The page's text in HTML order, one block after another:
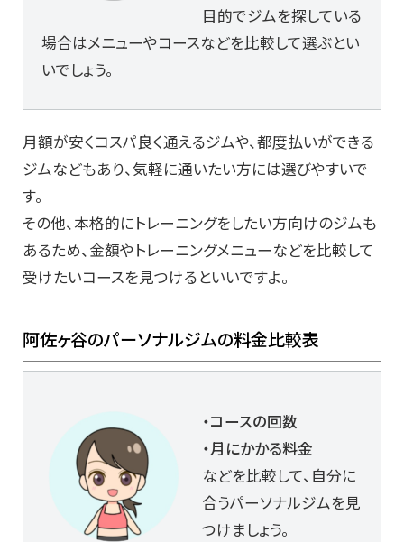
目的でジムを探している
場合はメニューやコースなどを比較して選ぶとい
いでしょう。
月額が安くコスパ良く通えるジムや、都度払いができる
ジムなどもあり、気軽に通いたい方には選びやすいで
す。
その他、本格的にトレーニングをしたい方向けのジムも
あるため、金額やトレーニングメニューなどを比較して
受けたいコースを見つけるといいですよ。
阿佐ヶ谷のパーソナルジムの料金比較表
・コースの回数
・月にかかる料金
などを比較して、自分に
合うパーソナルジムを見
つけましょう。